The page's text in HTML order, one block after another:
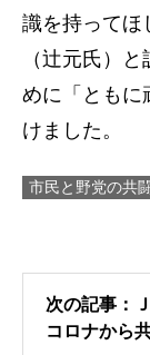
識を持ってほ
（辻元氏）
めに「ともに
けました。
市民と野党の共闘
次の記事：
コロナから